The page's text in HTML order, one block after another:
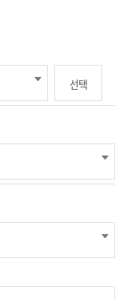
선택